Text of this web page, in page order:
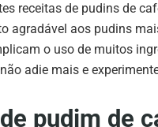
receitas de pudins de
agradável aos pudins
o uso de muitos
adie mais e
pudim de